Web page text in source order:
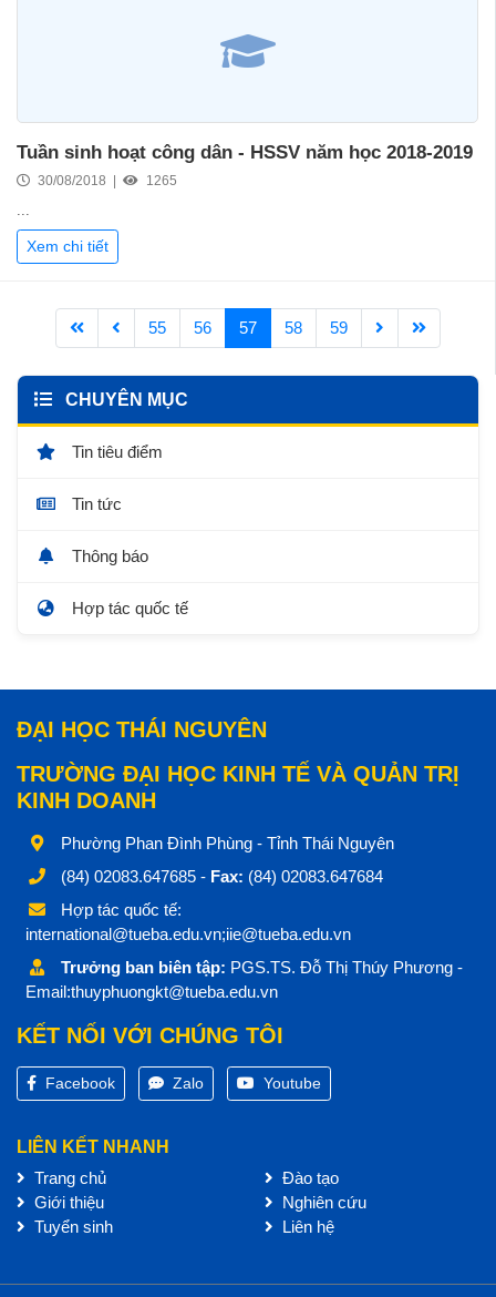
Tuần sinh hoạt công dân - HSSV năm học 2018-2019
30/08/2018 | 1265
...
Xem chi tiết
55 56 57 58 59
CHUYÊN MỤC
Tin tiêu điểm
Tin tức
Thông báo
Hợp tác quốc tế
ĐẠI HỌC THÁI NGUYÊN
TRƯỜNG ĐẠI HỌC KINH TẾ VÀ QUẢN TRỊ
KINH DOANH
Phường Phan Đình Phùng - Tỉnh Thái Nguyên
(84) 02083.647685 - Fax: (84) 02083.647684
Hợp tác quốc tế:
international@tueba.edu.vn;iie@tueba.edu.vn
Trưởng ban biên tập: PGS.TS. Đỗ Thị Thúy Phương -
Email:thuyphuongkt@tueba.edu.vn
KẾT NỐI VỚI CHÚNG TÔI
Facebook Zalo Youtube
LIÊN KẾT NHANH
Trang chủ
Giới thiệu
Tuyển sinh
Đào tạo
Nghiên cứu
Liên hệ